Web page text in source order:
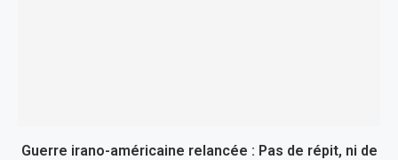
Guerre irano-américaine relancée : Pas de répit, ni de